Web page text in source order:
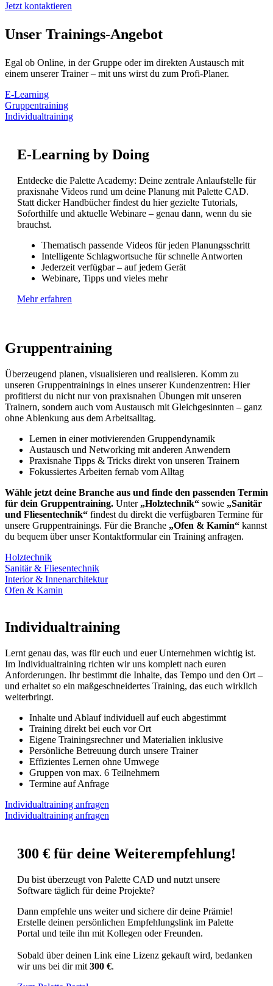
Jetzt kontaktieren
Unser Trainings-Angebot
Egal ob Online, in der Gruppe oder im direkten Austausch mit
einem unserer Trainer – mit uns wirst du zum Profi-Planer.
E-Learning
Gruppentraining
Individualtraining
E-Learning by Doing
Entdecke die Palette Academy: Deine zentrale Anlaufstelle für
praxisnahe Videos rund um deine Planung mit Palette CAD.
Statt dicker Handbücher findest du hier gezielte Tutorials,
Soforthilfe und aktuelle Webinare – genau dann, wenn du sie
brauchst.
Thematisch passende Videos für jeden Planungsschritt
Intelligente Schlagwortsuche für schnelle Antworten
Jederzeit verfügbar – auf jedem Gerät
Webinare, Tipps und vieles mehr
Mehr erfahren
Gruppentraining
Überzeugend planen, visualisieren und realisieren. Komm zu
unseren Gruppentrainings in eines unserer Kundenzentren: Hier
profitierst du nicht nur von praxisnahen Übungen mit unseren
Trainern, sondern auch vom Austausch mit Gleichgesinnten – ganz
ohne Ablenkung aus dem Arbeitsalltag.
Lernen in einer motivierenden Gruppendynamik
Austausch und Networking mit anderen Anwendern
Praxisnahe Tipps & Tricks direkt von unseren Trainern
Fokussiertes Arbeiten fernab vom Alltag
Wähle jetzt deine Branche aus und finde den passenden Termin
für dein Gruppentraining. Unter „Holztechnik“ sowie „Sanitär
und Fliesentechnik“ findest du direkt die verfügbaren Termine für
unsere Gruppentrainings. Für die Branche „Ofen & Kamin“ kannst
du bequem über unser Kontaktformular ein Training anfragen.
Holztechnik
Sanitär & Fliesentechnik
Interior & Innenarchitektur
Ofen & Kamin
Individualtraining
Lernt genau das, was für euch und euer Unternehmen wichtig ist.
Im Individualtraining richten wir uns komplett nach euren
Anforderungen. Ihr bestimmt die Inhalte, das Tempo und den Ort –
und erhaltet so ein maßgeschneidertes Training, das euch wirklich
weiterbringt.
Inhalte und Ablauf individuell auf euch abgestimmt
Training direkt bei euch vor Ort
Eigene Trainingsrechner und Materialien inklusive
Persönliche Betreuung durch unsere Trainer
Effizientes Lernen ohne Umwege
Gruppen von max. 6 Teilnehmern
Termine auf Anfrage
Individualtraining anfragen
Individualtraining anfragen
300 € für deine Weiterempfehlung!
Du bist überzeugt von Palette CAD und nutzt unsere
Software täglich für deine Projekte?
Dann empfehle uns weiter und sichere dir deine Prämie!
Erstelle deinen persönlichen Empfehlungslink im Palette
Portal und teile ihn mit Kollegen oder Freunden.
Sobald über deinen Link eine Lizenz gekauft wird, bedanken
wir uns bei dir mit 300 €.